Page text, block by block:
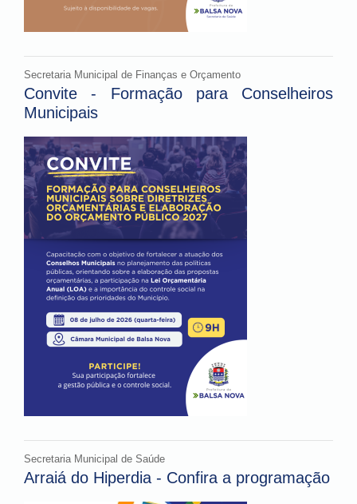
Secretaria Municipal de Finanças e Orçamento
Convite - Formação para Conselheiros
Municipais
Secretaria Municipal de Saúde
Arraiá do Hiperdia - Confira a programação